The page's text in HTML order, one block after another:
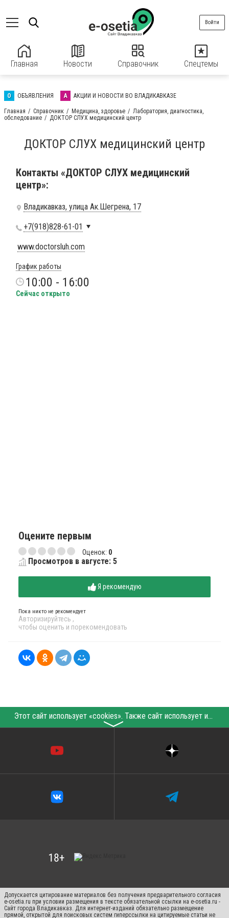
Главная Новости Справочник Спецтемы
Войти
О ОБЪЯВЛЕНИЯ А АКЦИИ И НОВОСТИ ВО ВЛАДИКАВКАЗЕ
Главная Справочник Медицина, здоровье
Лаборатория, диагностика,
обследование
ДОКТОР СЛУХ медицинский центр
ДОКТОР СЛУХ медицинский центр
Контакты «ДОКТОР СЛУХ медицинский
центр»:
Владикавказ, улица Ак.Шегрена, 17
+7(918)828-61-01
www.doctorsluh.com
График работы
10:00 - 16:00
Сейчас открыто
Оцените первым
Оценок: 0
Просмотров в августе: 5
Я рекомендую
Пока никто не рекомендует
Авторизируйтесь ,
чтобы оценить и порекомендовать
Этот сайт использует «cookies». Также сайт использует интернет-сервис для сбора технических данных касательно посетителей с целью получения маркетинговой и статистической информации. Условия обработки данных посетителей сайта см.
〉
Допускается цитирование материалов без получения предварительного согласия
e-osetia.ru при условии размещения в тексте обязательной ссылки на e-osetia.ru -
Сайт города Владикавказ. Для интернет-изданий обязательно размещение
прямой, открытой для поисковых систем гиперссылки на цитируемые статьи не